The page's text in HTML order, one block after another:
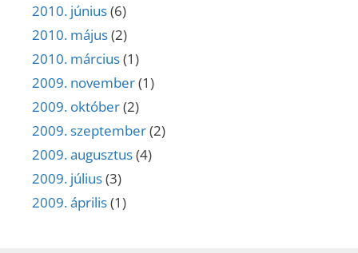
2010. június(6)
2010. május(2)
2010. március(1)
2009. november(1)
2009. október(2)
2009. szeptember(2)
2009. augusztus(4)
2009. július(3)
2009. április(1)